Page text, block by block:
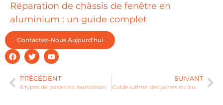
Réparation de châssis de fenêtre en
aluminium : un guide complet
Contactez-Nous Aujourd'hui
PRÉCÉDENT
6 types de portes en aluminium
SUIVANT
Guide ultime des portes en aluminium